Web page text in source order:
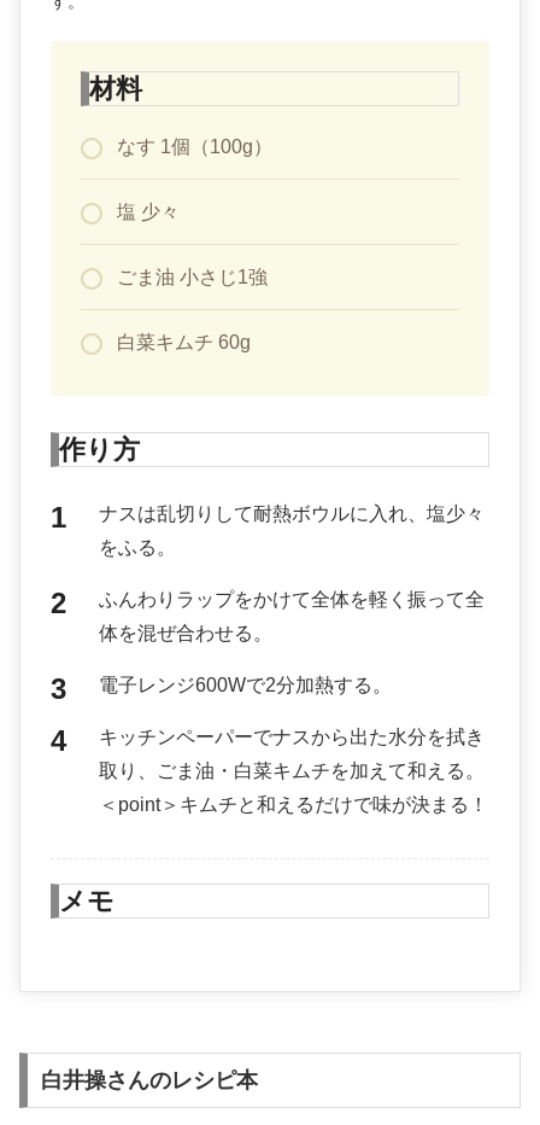
材料
なす 1個（100g）
塩 少々
ごま油 小さじ1強
白菜キムチ 60g
作り方
ナスは乱切りして耐熱ボウルに入れ、塩少々
をふる。
ふんわりラップをかけて全体を軽く振って全
体を混ぜ合わせる。
電子レンジ600Wで2分加熱する。
キッチンペーパーでナスから出た水分を拭き
取り、ごま油・白菜キムチを加えて和える。
＜point＞キムチと和えるだけで味が決まる！
メモ
白井操さんのレシピ本